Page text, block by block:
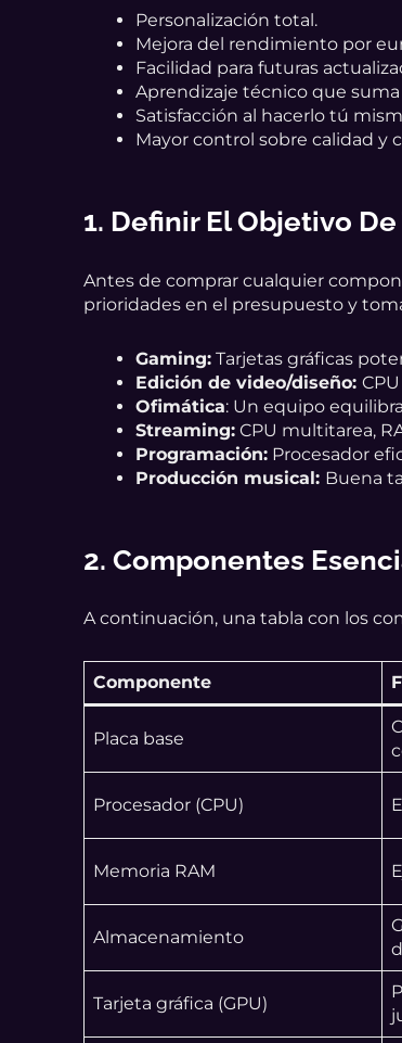
Personalización total.
Mejora del rendimiento por
Facilidad para futuras
Aprendizaje técnico que
Satisfacción al hacerlo tú
Mayor control sobre calidad y
1. Definir El Objetivo De
Antes de comprar cualquier
prioridades en el presupuesto y
Gaming: Tarjetas gráficas
Edición de video/diseño:
Ofimática: Un equipo
Streaming: CPU multitarea,
Programación: Procesador
Producción musical: Buena
2. Componentes
A continuación, una tabla con los
Componente
Placa base
Procesador (CPU)
Memoria RAM
Almacenamiento
Tarjeta gráfica (GPU)